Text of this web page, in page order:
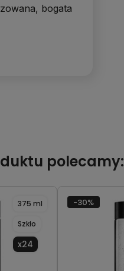
bogata
polecamy:
375 ml
Szkło
x24
-30%